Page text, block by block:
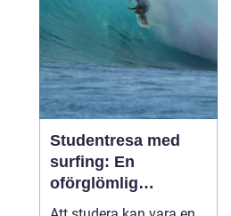
Studentresa med
surfing: En
oförglömlig
upplevelse fylld av